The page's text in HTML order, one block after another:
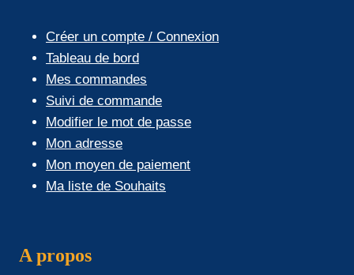
Créer un compte / Connexion
Tableau de bord
Mes commandes
Suivi de commande
Modifier le mot de passe
Mon adresse
Mon moyen de paiement
Ma liste de Souhaits
A propos